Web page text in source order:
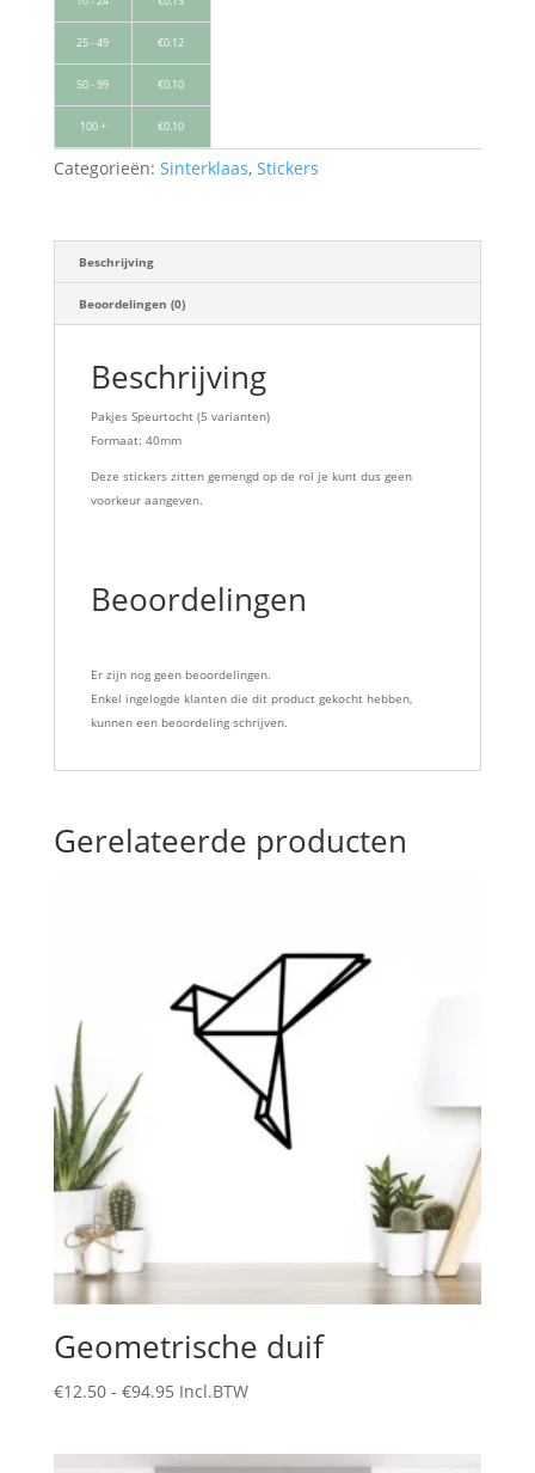
25 - 49 €0.12
50 - 99 €0.10
100 + €0.10
Categorieën: Sinterklaas, Stickers
Beschrijving
Beoordelingen (0)
Beschrijving
Pakjes Speurtocht (5 varianten)
Formaat: 40mm
Deze stickers zitten gemengd op de rol je kunt dus geen
voorkeur aangeven.
Beoordelingen
Er zijn nog geen beoordelingen.
Enkel ingelogde klanten die dit product gekocht hebben,
kunnen een beoordeling schrijven.
Gerelateerde producten
Geometrische duif
€12.50 - €94.95Prijsklasse:
Incl.BTW